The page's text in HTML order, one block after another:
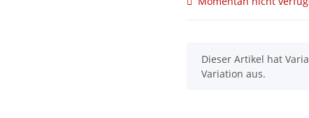
x
Dieser Artikel hat
Variation aus.